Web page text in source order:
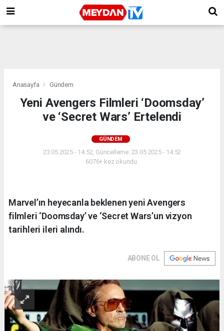
Anasayfa Gündem
Yeni Avengers Filmleri ‘Doomsday’
ve ‘Secret Wars’ Ertelendi
GÜNDEM
23.05.2025 - 14:52, Güncelleme: 23.05.2025 - 14:52
6076+ kez okundu.
Marvel’ın heyecanla beklenen yeni Avengers
filmleri ‘Doomsday’ ve ‘Secret Wars’un vizyon
tarihleri ileri alındı.
ABONE OL